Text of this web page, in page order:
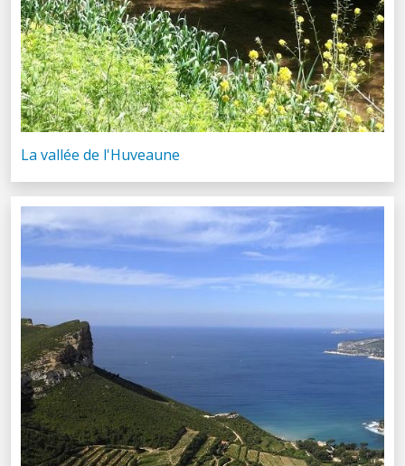
La vallée de l'Huveaune